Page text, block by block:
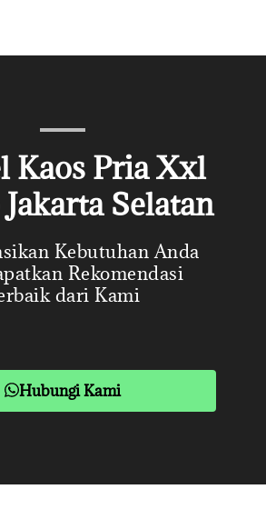
Kaos Pria Xxl
Selatan
Kebutuhan Anda
Rekomendasi
dari Kami
Hubungi Kami